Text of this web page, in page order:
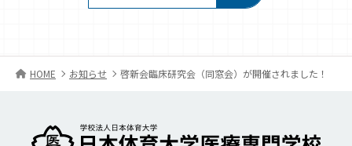
HOME お知らせ 啓新会臨床研究会（同窓会）が開催されました！